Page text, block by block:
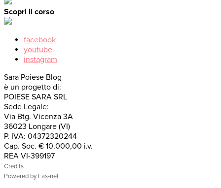
Scopri il corso
facebook
youtube
instagram
Sara Poiese Blog
è un progetto di:
POIESE SARA SRL
Sede Legale:
Via Btg. Vicenza 3A
36023 Longare (VI)
P. IVA: 04372320244
Cap. Soc. € 10.000,00 i.v.
REA VI-399197
Credits
Powered by Fas-net